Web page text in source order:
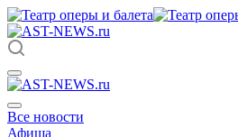
Все новости
Афиша